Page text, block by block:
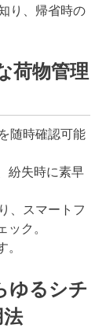
り、帰省時の
荷物管理
随時確認可能
紛失時に素早
、スマートフ
ック。
。
ゆるシチ